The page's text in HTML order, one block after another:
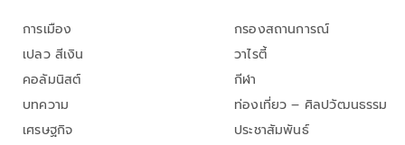
การเมือง
เปลว สีเงิน
คอลัมนิสต์
บทความ
เศรษฐกิจ
กรองสถานการณ์
วาไรตี้
กีฬา
ท่องเที่ยว – ศิลปวัฒนธรรม
ประชาสัมพันธ์